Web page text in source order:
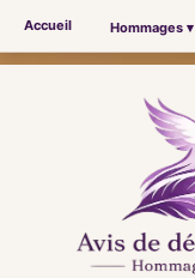
Accueil Hommages ▾